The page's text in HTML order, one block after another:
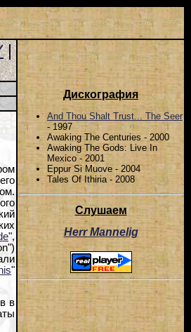
|
Дискография
And Thou Shalt Trust... The Seer
- 1997
Awaking The Centuries - 2000
Awaking The Gods: Live In
Mexico - 2001
Eppur Si Muove - 2004
Tales Of Ithiria - 2008
Слушаем
Herr Mannelig
",
"
в